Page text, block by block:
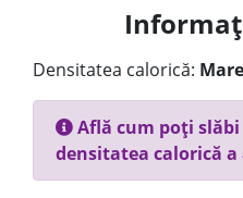
Densitatea calorică:
Află cum poți
densitatea calorică